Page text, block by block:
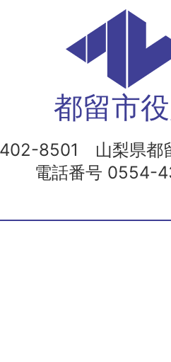
都留市
8501 山梨県都
電話番号 0554-